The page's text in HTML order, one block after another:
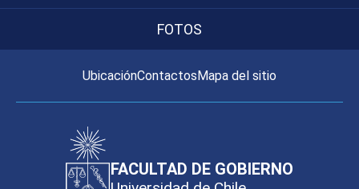
FOTOS
UbicaciónContactos Mapa del sitio
FACULTAD DE GOBIERNO